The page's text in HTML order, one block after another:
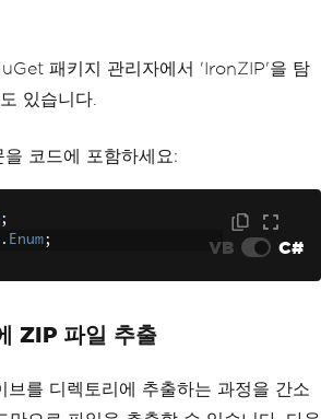
패키지 관리자에서 'IronZIP'을 탐
있습니다.
을 코드에 포함하세요:
;
. Enum; VB C#
ZIP 파일 추출
를 디렉토리에 추출하는 과정을 간소